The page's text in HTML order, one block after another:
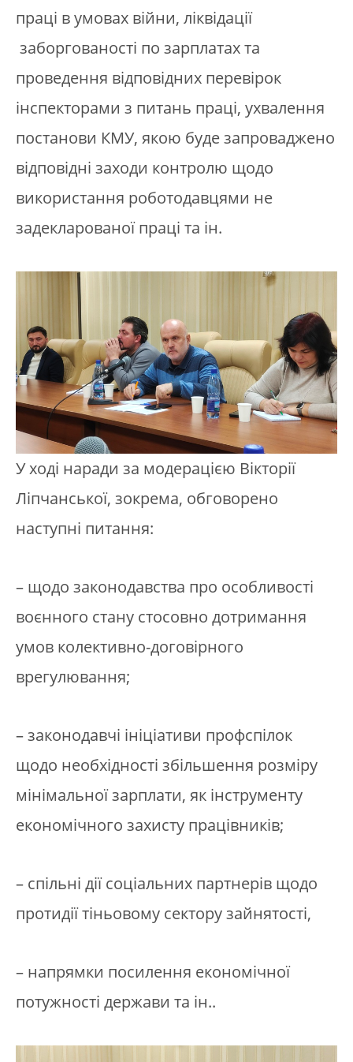
праці в умовах війни, ліквідації
заборгованості по зарплатах та
проведення відповідних перевірок
інспекторами з питань праці, ухвалення
постанови КМУ, якою буде запроваджено
відповідні заходи контролю щодо
використання роботодавцями не
задекларованої праці та ін.
У ході наради за модерацією Вікторії
Ліпчанської, зокрема, обговорено
наступні питання:
– щодо законодавства про особливості
воєнного стану стосовно дотримання
умов колективно-договірного
врегулювання;
– законодавчі ініціативи профспілок
щодо необхідності збільшення розміру
мінімальної зарплати, як інструменту
економічного захисту працівників;
– спільні дії соціальних партнерів щодо
протидії тіньовому сектору зайнятості,
– напрямки посилення економічної
потужності держави та ін..